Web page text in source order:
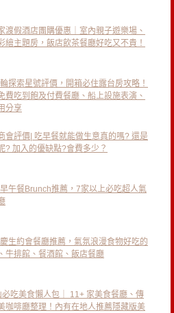
渡假酒店團購優惠｜室內親子遊樂場、
繪主題房，飯店飲茶餐廳好吃又不貴！
探索星號評價，開箱必住露台房攻略！
費吃到飽及付費餐廳、船上設施表演、
分享
會評價| 吃早餐就能做生意真的嗎? 還是
? 加入的優缺點?會費多少？
午餐Brunch推薦，7家以上必吃超人氣
生約會餐廳推薦，氣氛浪漫食物好吃的
牛排館、餐酒館、飯店餐廳
吃美食懶人包｜ 11+ 家美食餐廳、傳
咖啡廳整理！內有在地人推薦隱藏版美